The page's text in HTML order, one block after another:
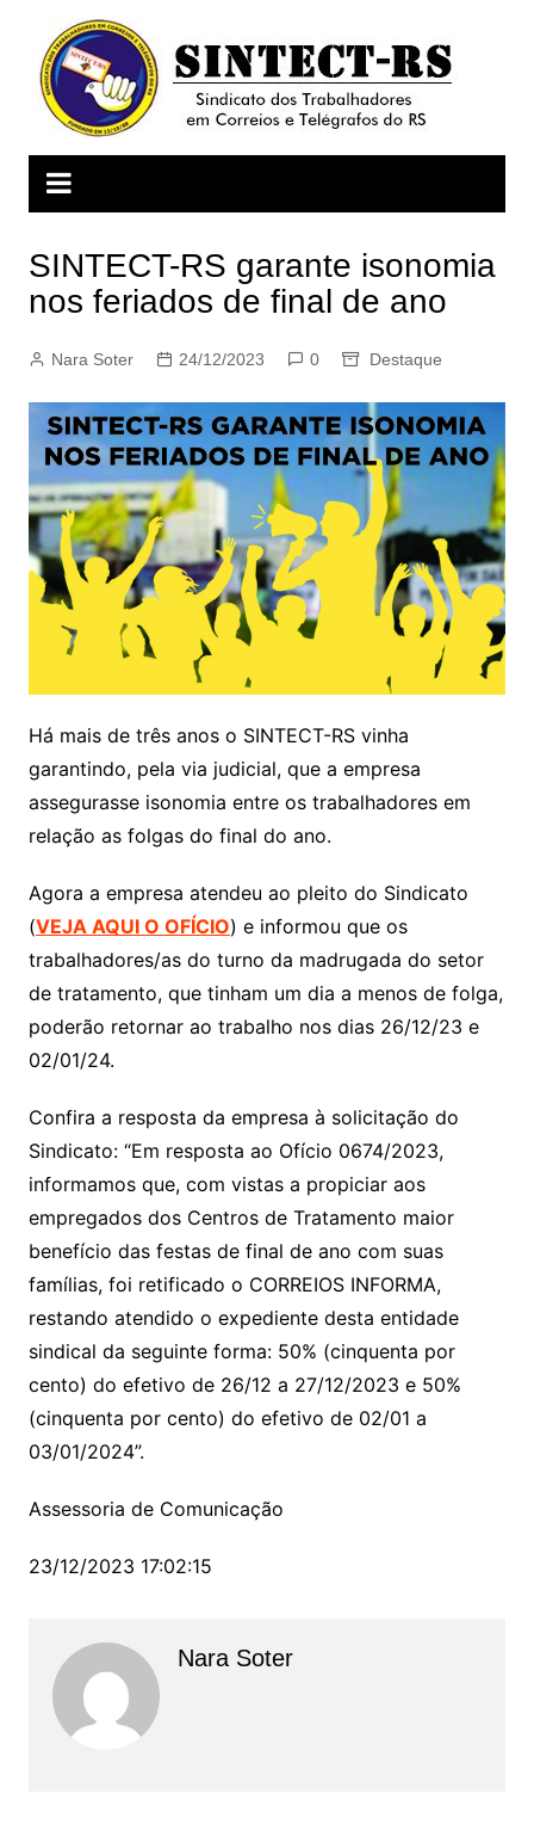
conteúdo
SINTECT-RS garante isonomia
nos feriados de final de ano
Nara Soter 24/12/2023 0 Destaque
Há mais de três anos o SINTECT-RS vinha
garantindo, pela via judicial, que a empresa
assegurasse isonomia entre os trabalhadores em
relação as folgas do final do ano.
Agora a empresa atendeu ao pleito do Sindicato
(VEJA AQUI O OFÍCIO) e informou que os
trabalhadores/as do turno da madrugada do setor
de tratamento, que tinham um dia a menos de folga,
poderão retornar ao trabalho nos dias 26/12/23 e
02/01/24.
Confira a resposta da empresa à solicitação do
Sindicato: “Em resposta ao Ofício 0674/2023,
informamos que, com vistas a propiciar aos
empregados dos Centros de Tratamento maior
benefício das festas de final de ano com suas
famílias, foi retificado o CORREIOS INFORMA,
restando atendido o expediente desta entidade
sindical da seguinte forma: 50% (cinquenta por
cento) do efetivo de 26/12 a 27/12/2023 e 50%
(cinquenta por cento) do efetivo de 02/01 a
03/01/2024”.
Assessoria de Comunicação
23/12/2023 17:02:15
Nara Soter